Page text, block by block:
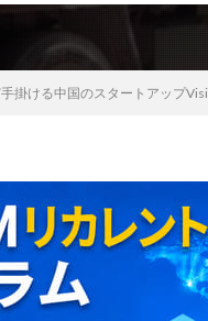
掛ける中国のスタートアップ